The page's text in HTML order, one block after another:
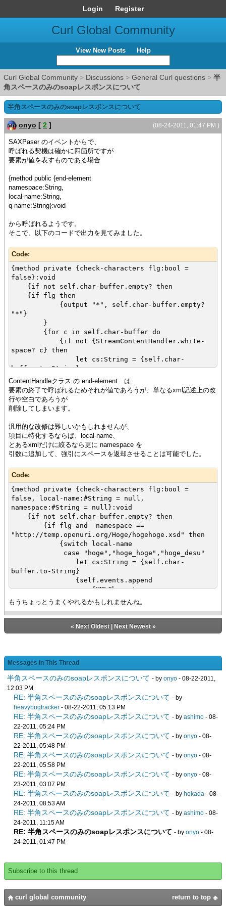
Login Register
Curl Global Community
View New Posts Help
Curl Global Community > Discussions > General Curl questions > 半
角スペースのみのsoapレスポンスについて
半角スペースのみのsoapレスポンスについて
(08-24-2011, 01:47 PM )
onyo [ 2 ]
SAXPaser のイベントからで、
呼ばれる契機は確かに四箇所ですが
要素が値を表すものである場合
{method public {end-element
namespace:String,
local-name:String,
q-name:String}:void
から呼ばれるようです。
そこで、以下のコードで出力を見てみました。
Code:
{method private {check-characters flg:bool =
false}:void
{if not self.char-buffer.empty? then
{if flg then
{output "*", self.char-buffer.empty?
"*"}
}
{for c in self.char-buffer do
{if not {StreamContentHandler.white-
space? c} then
let cs:String = {self.char-
buffer.to-String}
{self.events.append
{XMLCharacters
cs,
xml-name-values =
{self.string-to-xml-values cs}
}
}
{break}
}
}
{self.char-buffer.clear}
}
}
ContentHandleクラス の end-element は
要素の終了で呼ばれるためそれが値であろうが、単なるxml記述上の改
行や空白であろうが
削除してしまいます。
汎用的な改修は難しいかもしれませんが、
項目に特化するならば、local-name、
とあるxmlだけに絞るなら更に namespace を
引数に追加して、強引にスペースを返却させることは可能でした。
Code:
{method private {check-characters flg:bool =
false, local-name:#String = null,
namespace:#String = null}:void
{if not self.char-buffer.empty? then
{if flg and namespace ==
"http://temp.openuri.org/Hoge/hogehoge.xsd" then
{switch local-name
case "hoge","hoge_hoge","hoge_desu"
let cs:String = {self.char-
buffer.to-String}
{self.events.append
{XMLCharacters
cs,
xml-name-values =
{self.string-to-xml-values cs}
}
}
}
}
{for c in self.char-buffer do
{if not {StreamContentHandler.white-
space? c} then
let cs:String = {self.char-
buffer.to-String}
{self.events.append
{XMLCharacters
cs,
xml-name-values =
{self.string-to-xml-values cs}
}
}
{break}
}
}
{self.char-buffer.clear}
}
}
もうちょっとうまくやれるかもしれませんね。
« Next Oldest| Next Newest»
Messages In This Thread
半角スペースのみのsoapレスポンスについて - by onyo - 08-22-2011,
12:03 PM
RE: 半角スペースのみのsoapレスポンスについて - by
heavybugtracker - 08-22-2011, 05:13 PM
RE: 半角スペースのみのsoapレスポンスについて - by ashimo - 08-
22-2011, 05:24 PM
RE: 半角スペースのみのsoapレスポンスについて - by onyo - 08-
22-2011, 05:48 PM
RE: 半角スペースのみのsoapレスポンスについて - by onyo - 08-
22-2011, 05:58 PM
RE: 半角スペースのみのsoapレスポンスについて - by onyo - 08-
23-2011, 03:07 PM
RE: 半角スペースのみのsoapレスポンスについて - by hokada - 08-
24-2011, 08:53 AM
RE: 半角スペースのみのsoapレスポンスについて - by ashimo - 08-
24-2011, 11:15 AM
RE: 半角スペースのみのsoapレスポンスについて - by onyo - 08-
24-2011, 01:47 PM
Subscribe to this thread
return to top
curl global community